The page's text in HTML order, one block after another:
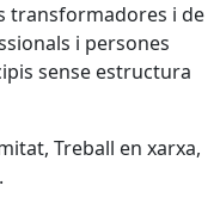
transformadores i de
i persones
sense estructura
Treball en xarxa,